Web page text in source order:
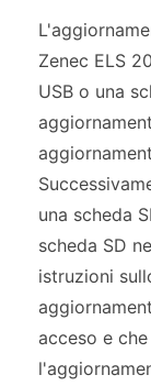
Zenec ELS
USB o una
una scheda
scheda SD
istruzioni
acceso e